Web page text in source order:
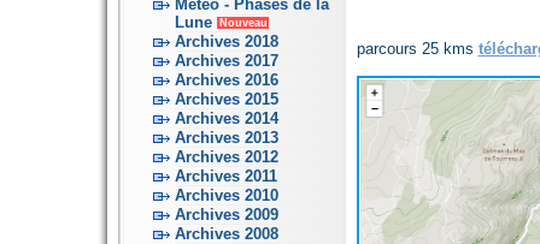
Météo - Phases de la
Lune
Nouveau
Archives 2018
Archives 2017
Archives 2016
Archives 2015
Archives 2014
Archives 2013
Archives 2012
Archives 2011
Archives 2010
Archives 2009
Archives 2008
parcours 25 kms